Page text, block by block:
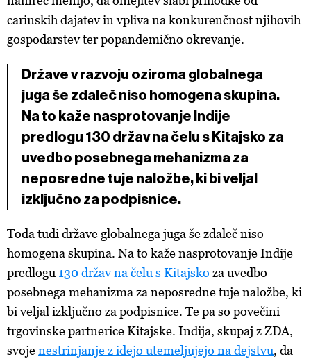
carinskih dajatev in vpliva na konkurenčnost njihovih
gospodarstev ter popandemično okrevanje.
Države v razvoju oziroma globalnega
juga še zdaleč niso homogena skupina.
Na to kaže nasprotovanje Indije
predlogu 130 držav na čelu s Kitajsko za
uvedbo posebnega mehanizma za
neposredne tuje naložbe, ki bi veljal
izključno za podpisnice.
Toda tudi države globalnega juga še zdaleč niso
homogena skupina. Na to kaže nasprotovanje Indije
predlogu 130 držav na čelu s Kitajsko za uvedbo
posebnega mehanizma za neposredne tuje naložbe, ki
bi veljal izključno za podpisnice. Te pa so povečini
trgovinske partnerice Kitajske. Indija, skupaj z ZDA,
svojenestrinjanje z idejo utemeljujejo na dejstvu, da